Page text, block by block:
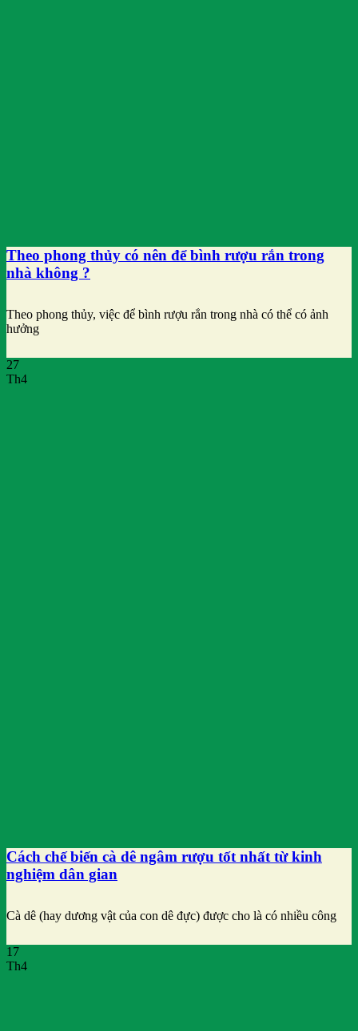
Theo phong thủy có nên để bình rượu rắn trong
nhà không ?
Theo phong thủy, việc để bình rượu rắn trong nhà có thể có ảnh
hưởng
27
Th4
Cách chế biến cà dê ngâm rượu tốt nhất từ kinh
nghiệm dân gian
Cà dê (hay dương vật của con dê đực) được cho là có nhiều công
17
Th4